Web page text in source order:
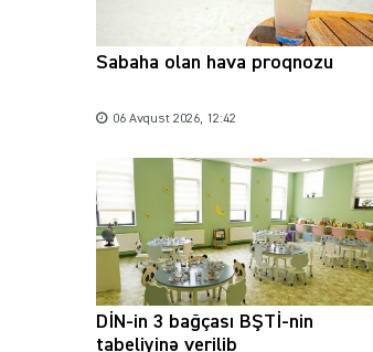
Sabaha olan hava proqnozu
06 Avqust 2026, 12:42
DİN-in 3 bağçası BŞTİ-nin
tabeliyinə verilib